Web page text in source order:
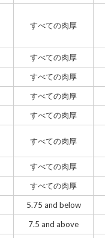
すべての肉厚
すべての肉厚
すべての肉厚
すべての肉厚
すべての肉厚
すべての肉厚
すべての肉厚
すべての肉厚
5.75 and below
7.5 and above